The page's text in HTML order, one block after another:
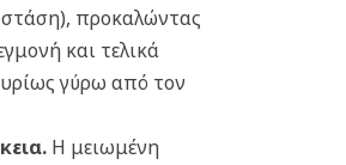
στάση), προκαλώντας
και τελικά
γύρω από τον
Η μειωμένη